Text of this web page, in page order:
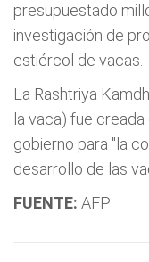
presupuestado
investigación de
estiércol de vacas.
La Rashtriya
la vaca) fue
gobierno para "la
desarrollo de las
FUENTE: AFP